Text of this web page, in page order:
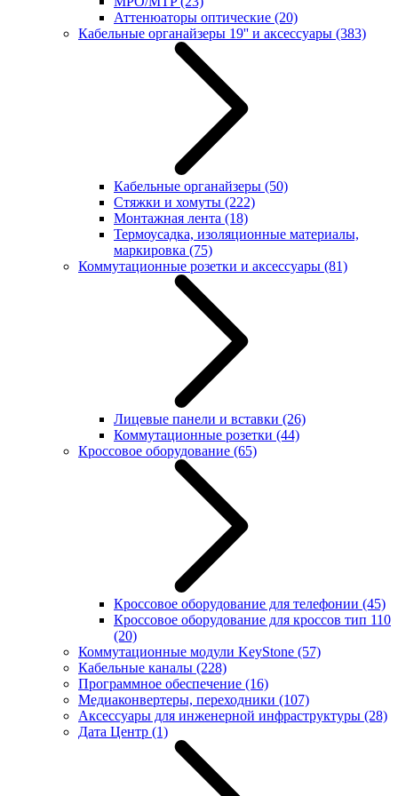
Аттенюаторы оптические (20)
Кабельные органайзеры 19'' и аксессуары (383)
Кабельные органайзеры (50)
Стяжки и хомуты (222)
Монтажная лента (18)
Термоусадка, изоляционные материалы,
маркировка (75)
Коммутационные розетки и аксессуары (81)
Лицевые панели и вставки (26)
Коммутационные розетки (44)
Кроссовое оборудование (65)
Кроссовое оборудование для телефонии (45)
Кроссовое оборудование для кроссов тип 110
(20)
Коммутационные модули KeyStone (57)
Кабельные каналы (228)
Программное обеспечение (16)
Медиаконвертеры, переходники (107)
Аксессуары для инженерной инфраструктуры (28)
Дата Центр (1)